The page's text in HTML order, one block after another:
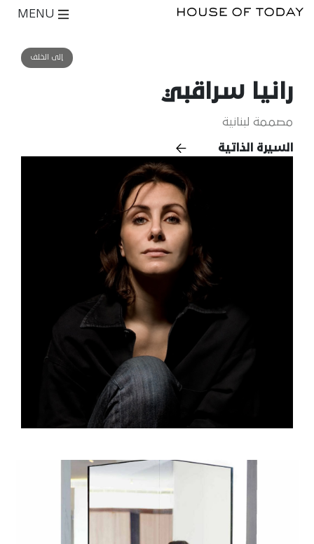
إلى الخلف
رانيا سراقبي
مصممة لبنانية
السيرة الذاتية